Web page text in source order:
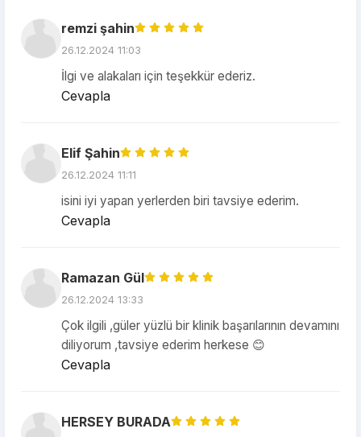
remzi şahin
26.12.2024 11:03
İlgi ve alakaları için teşekkür ederiz.
Cevapla
Elif Şahin
26.12.2024 11:11
isini iyi yapan yerlerden biri tavsiye ederim.
Cevapla
Ramazan Gül
26.12.2024 13:33
Çok ilgili ,güler yüzlü bir klinik başarılarının devamını
diliyorum ,tavsiye ederim herkese 😊
Cevapla
HERSEY BURADA